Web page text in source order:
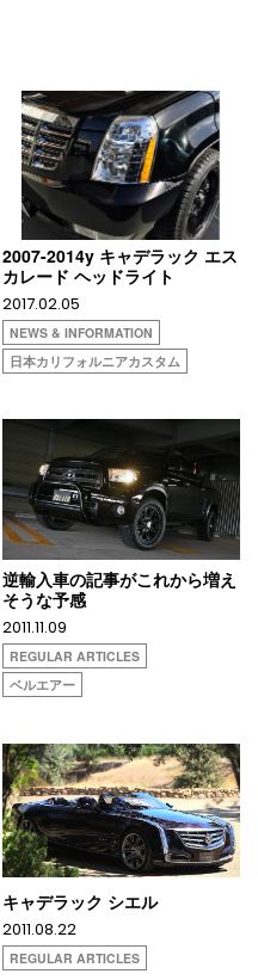
2007-2014y キャデラック エス
カレード ヘッドライト
2017.02.05
NEWS & INFORMATION
日本カリフォルニアカスタム
逆輸入車の記事がこれから増え
そうな予感
2011.11.09
REGULAR ARTICLES
ベルエアー
キャデラック シエル
2011.08.22
REGULAR ARTICLES